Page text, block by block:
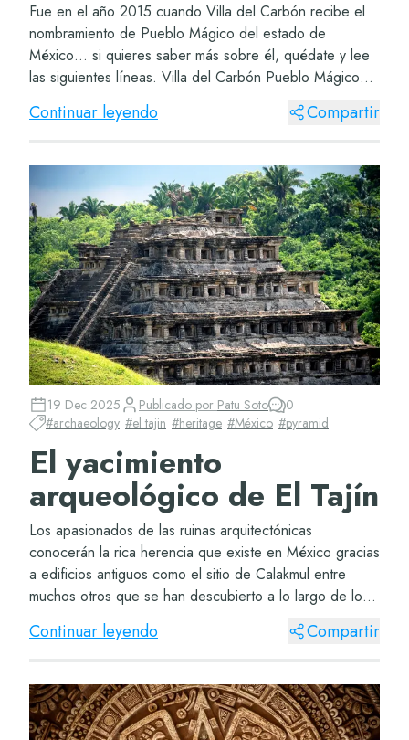
Fue en el año 2015 cuando Villa del Carbón recibe el
nombramiento de Pueblo Mágico del estado de
México… si quieres saber más sobre él, quédate y lee
las siguientes líneas. Villa del Carbón Pueblo Mágico
Sabrás que México está lleno de pueblos...
Continuar leyendo Compartir
19 Dec 2025 Publicado por Patu Soto
0
#archaeology #el tajin #heritage #México #pyramid
El yacimiento
arqueológico de El Tajín
Los apasionados de las ruinas arquitectónicas
conocerán la rica herencia que existe en México gracias
a edificios antiguos como el sitio de Calakmul entre
muchos otros que se han descubierto a lo largo de los
siglos. Si aún quieres conocer más sobre...
Continuar leyendo Compartir